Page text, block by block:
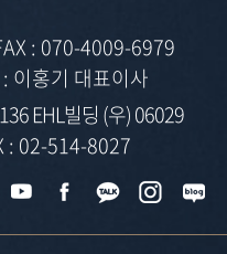
: 070-4009-6979
홍기 대표이사
EHL빌딩 (우) 06029
: 02-514-8027